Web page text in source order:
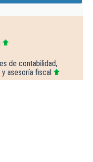
de contabilidad,
asesoría fiscal